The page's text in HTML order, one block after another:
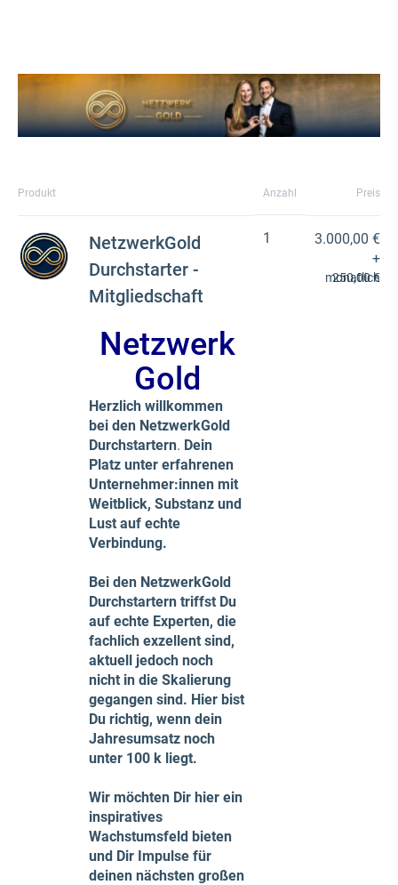
Produkt Anzahl Preis
NetzwerkGold
Durchstarter -
Mitgliedschaft
Netzwerk
Gold
Herzlich willkommen
bei den NetzwerkGold
Durchstartern. Dein
Platz unter erfahrenen
Unternehmer:innen mit
Weitblick, Substanz und
Lust auf echte
Verbindung.
Bei den NetzwerkGold
Durchstartern triffst Du
auf echte Experten, die
fachlich exzellent sind,
aktuell jedoch noch
nicht in die Skalierung
gegangen sind. Hier bist
Du richtig, wenn dein
Jahresumsatz noch
unter 100 k liegt.
Wir möchten Dir hier ein
inspiratives
Wachstumsfeld bieten
und Dir Impulse für
deinen nächsten großen
1
3.000,00 €
+
250,00 €
monatlich